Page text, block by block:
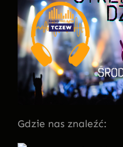
Gdzie nas znaleźć: